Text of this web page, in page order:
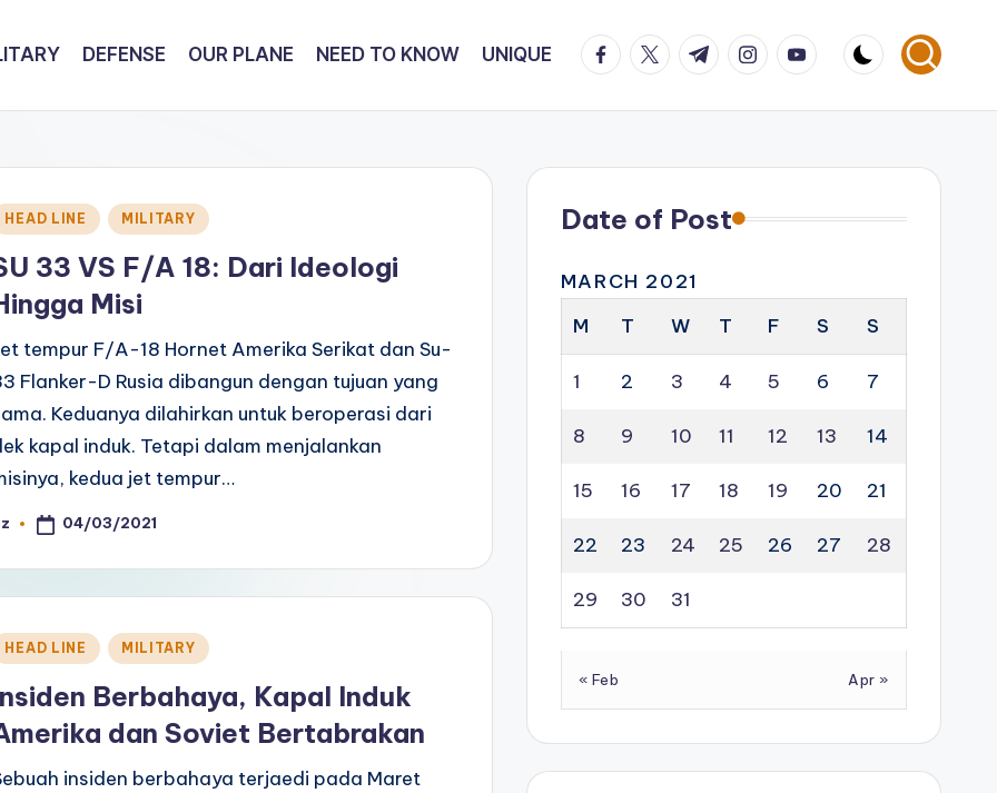
DEFENSE OUR PLANE NEED TO KNOW UNIQUE facebook.com
twitter.com
t.me instagram.com
youtube.com
HEAD LINE MILITARY
33 VS F/A 18: Dari Ideologi
Misi
tempur F/A-18 Hornet Amerika Serikat dan Su-
Flanker-D Rusia dibangun dengan tujuan yang
Keduanya dilahirkan untuk beroperasi dari
kapal induk. Tetapi dalam menjalankan
kedua jet tempur…
04/03/2021
HEAD LINE MILITARY
Berbahaya, Kapal Induk
dan Soviet Bertabrakan
insiden berbahaya terjaedi pada Maret
Date of Post
MARCH 2021
M
T W T F S S
1 2 3 4 5 6 7
8 9 10 11 12 13 14
15 16 17 18 19 20 21
22 23 24 25 26 27 28
29 30 31
« Feb Apr »